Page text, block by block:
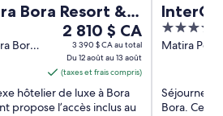
Bora Resort &
Bora
Le
prix
est
de 2 810 $ CA
par
2 810 $ CA
3 390 $ CA au total
Du 12 août au 13 août
(taxes et frais compris)
hôtelier de luxe à Bora
propose l’accès inclus au
Moana
4
out
Matira
Séjournez
Bora. Cet